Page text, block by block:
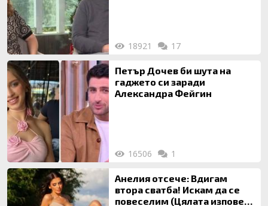
18921 17
Петър Дочев би шута на
гаджето си заради
Александра Фейгин
16506 1
Анелия отсече: Вдигам
втора сватба! Искам да се
повеселим (Цялата изповед